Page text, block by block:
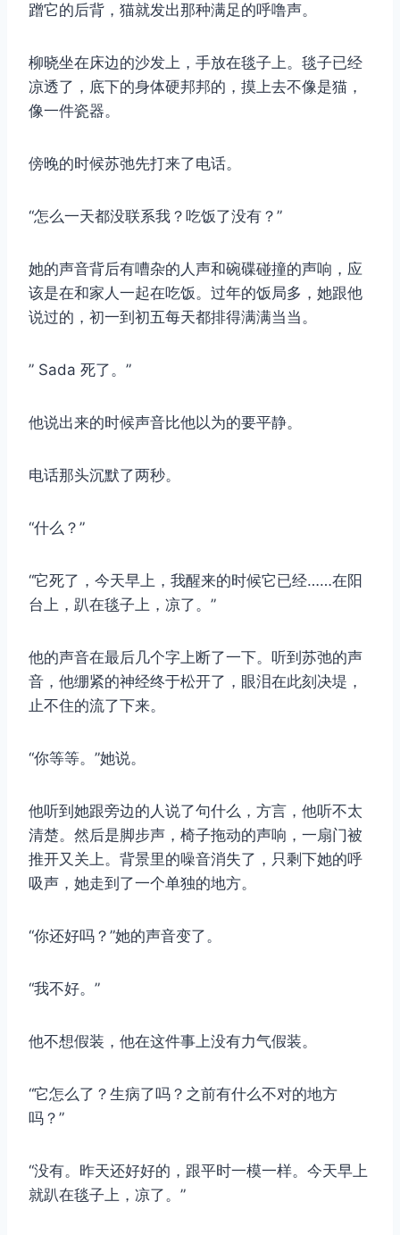
蹭它的后背，猫就发出那种满足的呼噜声。
柳晓坐在床边的沙发上，手放在毯子上。毯子已经
凉透了，底下的身体硬邦邦的，摸上去不像是猫，
像一件瓷器。
傍晚的时候苏弛先打来了电话。
“怎么一天都没联系我？吃饭了没有？”
她的声音背后有嘈杂的人声和碗碟碰撞的声响，应
该是在和家人一起在吃饭。过年的饭局多，她跟他
说过的，初一到初五每天都排得满满当当。
” Sada 死了。”
他说出来的时候声音比他以为的要平静。
电话那头沉默了两秒。
“什么？”
“它死了，今天早上，我醒来的时候它已经……在阳
台上，趴在毯子上，凉了。”
他的声音在最后几个字上断了一下。听到苏弛的声
音，他绷紧的神经终于松开了，眼泪在此刻决堤，
止不住的流了下来。
“你等等。”她说。
他听到她跟旁边的人说了句什么，方言，他听不太
清楚。然后是脚步声，椅子拖动的声响，一扇门被
推开又关上。背景里的噪音消失了，只剩下她的呼
吸声，她走到了一个单独的地方。
“你还好吗？”她的声音变了。
“我不好。”
他不想假装，他在这件事上没有力气假装。
“它怎么了？生病了吗？之前有什么不对的地方
吗？”
“没有。昨天还好好的，跟平时一模一样。今天早上
就趴在毯子上，凉了。”